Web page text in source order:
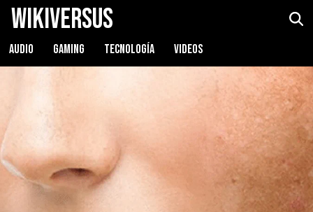
WikiVersus
AUDIO GAMING TECNOLOGÍA VIDEOS